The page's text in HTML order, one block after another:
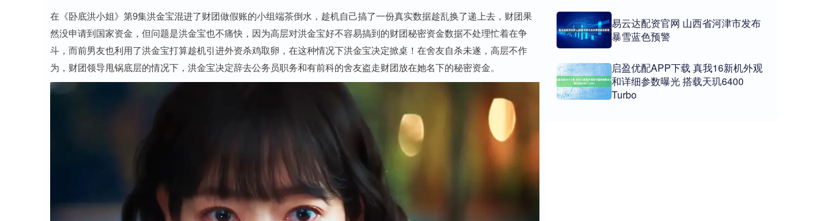
在《卧底洪小姐》第9集洪金宝混进了财团做假账的小组端茶倒水，趁机自己搞了一份真实数据趁乱换了递上去，财团果
然没申请到国家资金，但问题是洪金宝也不痛快，因为高层对洪金宝好不容易搞到的财团秘密资金数据不处理忙着在争
斗，而前男友也利用了洪金宝打算趁机引进外资杀鸡取卵，在这种情况下洪金宝决定掀桌！在舍友自杀未遂，高层不作
为，财团领导甩锅底层的情况下，洪金宝决定辞去公务员职务和有前科的舍友盗走财团放在她名下的秘密资金。
易云达配资官网 山西省河津市发布
暴雪蓝色预警
启盈优配APP下载 真我16新机外观
和详细参数曝光 搭载天玑6400
Turbo